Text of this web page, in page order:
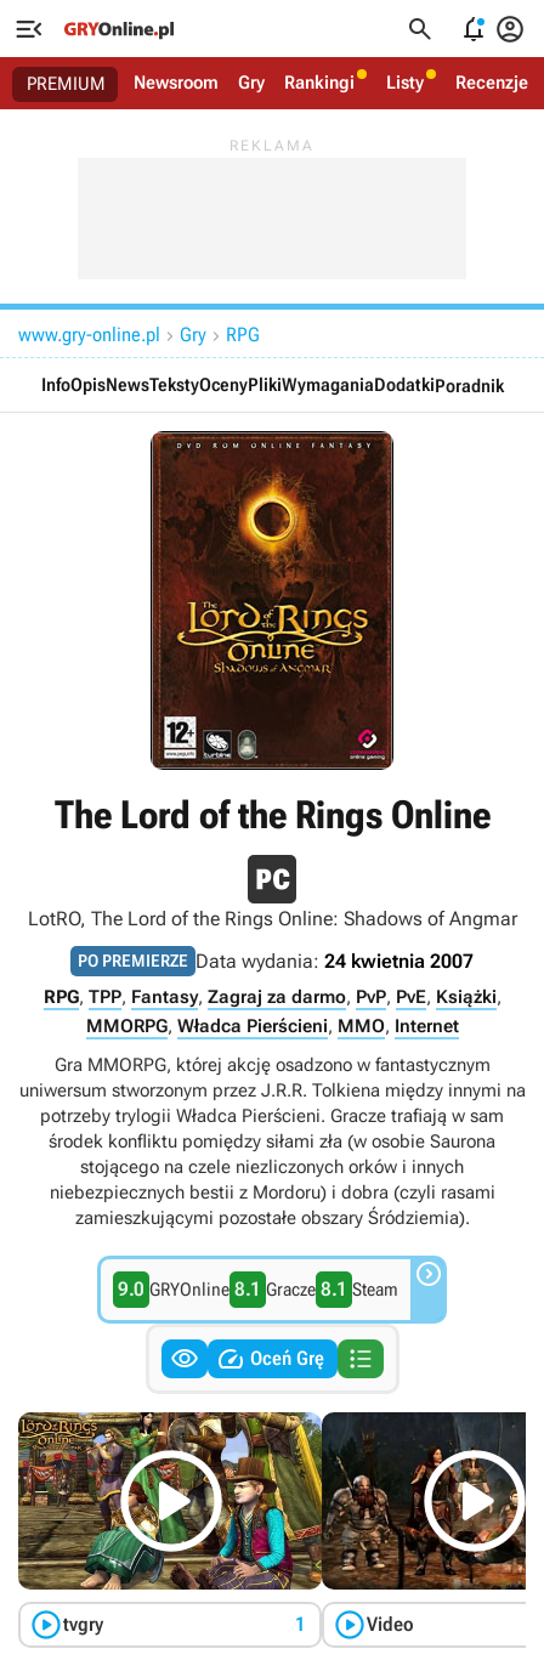
   
PREMIUM Newsroom Gry Rankingi Listy Recenzje
www.gry-online.pl  Gry  RPG
InfoOpisNewsTekstyOcenyPlikiWymaganiaDodatkiPoradnik
The Lord of the Rings Online
LotRO, The Lord of the Rings Online: Shadows of Angmar
PO PREMIERZE Data wydania: 24 kwietnia 2007
RPG, TPP, Fantasy, Zagraj za darmo, PvP, PvE, Książki,
MMORPG, Władca Pierścieni, MMO, Internet
Gra MMORPG, której akcję osadzono w fantastycznym
uniwersum stworzonym przez J.R.R. Tolkiena między innymi na
potrzeby trylogii Władca Pierścieni. Gracze trafiają w sam
środek konfliktu pomiędzy siłami zła (w osobie Saurona
stojącego na czele niezliczonych orków i innych
niebezpiecznych bestii z Mordoru) i dobra (czyli rasami
zamieszkującymi pozostałe obszary Śródziemia).
9.0 GRYOnline 8.1 Gracze 8.1 Steam 
  Oceń Grę 

tvgry 1

Video